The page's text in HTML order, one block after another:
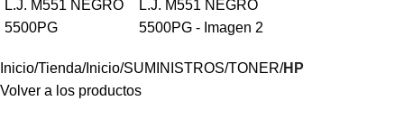
Inicio Tienda Inicio SUMINISTROS TONER HP
Volver a los productos